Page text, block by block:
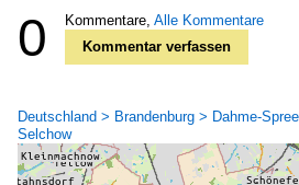
0 Kommentare, Alle Kommentare
Kommentar verfassen
Deutschland > Brandenburg > Dahme-
Selchow